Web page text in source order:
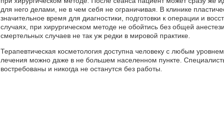
для него делами, не в чем себя не ограничивая. В клинике
значительное время для диагностики, подготовки к операции и
случаях, при хирургическом методе не обойтись без общей
смертельных случаев не так уж редки в мировой практике.
Терапевтическая косметология доступна человеку с любым
лечения можно даже в не большем населенном пункте.
востребованы и никогда не останутся без работы.